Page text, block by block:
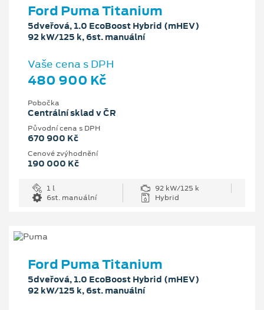
Ford Puma Titanium
5dveřová, 1.0 EcoBoost Hybrid (mHEV)
92 kW/125 k, 6st. manuální
Vaše cena s DPH
480 900 Kč
Pobočka
Centrální sklad v ČR
Původní cena s DPH
670 900 Kč
Cenové zvýhodnění
190 000 Kč
1 l
92 kW/125 k
6st. manuální
Hybrid
Ford Puma Titanium
5dveřová, 1.0 EcoBoost Hybrid (mHEV)
92 kW/125 k, 6st. manuální